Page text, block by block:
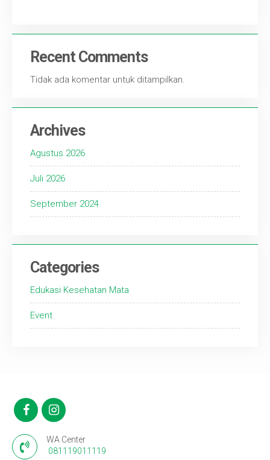
Recent Comments
Tidak ada komentar untuk ditampilkan.
Archives
Agustus 2026
Juli 2026
September 2024
Categories
Edukasi Kesehatan Mata
Event
WA Center
081119011119